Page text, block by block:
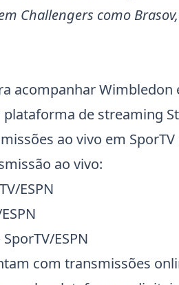
Challengers como Brasov,
acompanharWimbledon
plataforma de streaming
ao vivo em SporTV
ao vivo:
ESPN
ESPN
com transmissões